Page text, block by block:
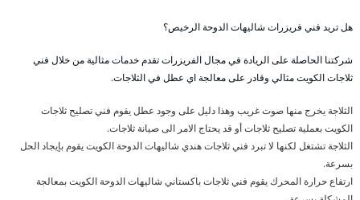
هل تريد فني فريزرات شاليهات الدوحة الرخيص؟
شركتنا الحاصلة على الريادة في مجال الفريزرات تقدم خدمات مثالية من خلال فني
ثلاجات الكويت مثالي وقادر على معالجة اي عطل في الثلاجات.
الثلاجة يخرج منها صوت غريب وهذا دليل على وجود عطل يقوم فني تصليح ثلاجات
الكويت بعملية تصليح ثلاجات أو قد يحتاج الامر الى صيانة ثلاجات.
الثلاجة تشتغل لكنها لا تبرد فني ثلاجات هندي شاليهات الدوحة الكويت يقوم بإيجاد الحل
بسرعة.
ارتفاع حرارة المحرك يقوم فني ثلاجات باكستاني شاليهات الدوحة الكويت بمعالجة